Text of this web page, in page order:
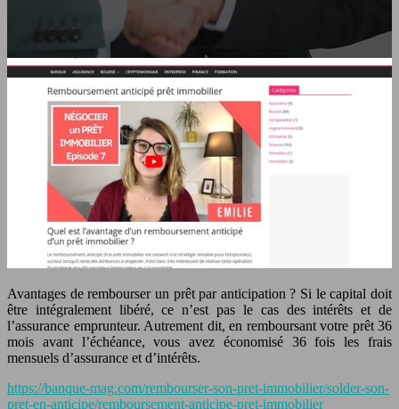
Avantages de rembourser un prêt par anticipation ? Si le capital doit
être intégralement libéré, ce n’est pas le cas des intérêts et de
l’assurance emprunteur. Autrement dit, en remboursant votre prêt 36
mois avant l’échéance, vous avez économisé 36 fois les frais
mensuels d’assurance et d’intérêts.
https://banque-mag.com/rembourser-son-pret-immobilier/solder-son-
pret-en-anticipe/remboursement-anticipe-pret-immobilier